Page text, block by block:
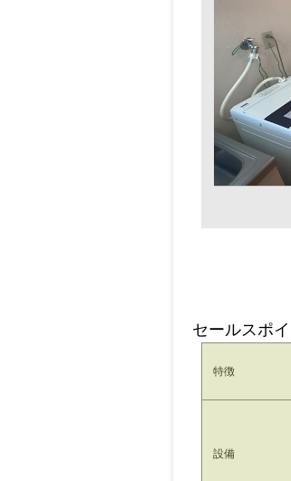
セールスポ
特徴
設備